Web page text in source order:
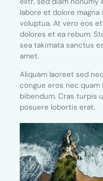
labore et dolore
voluptua. At vero eos
dolores et ea rebum.
sea takimata sanctus
amet.
Aliquam laoreet sed
congue eros nec
bibendum. Cras turpis
posuere lobortis erat.